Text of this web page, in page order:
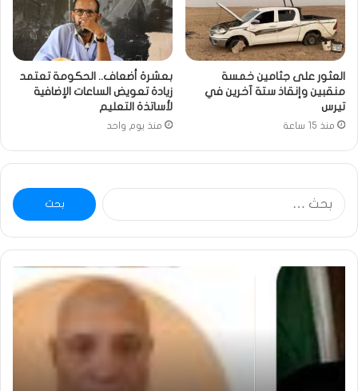
العثور على جثامين خمسة
منقبين وإنقاذ ستة آخرين في
تيرس
منذ 15 ساعة
بعشرة أضعاف.. الحكومة تعتمد
زيادة تعويض الساعات الإضافية
لأساتذة التعليم
منذ يوم واحد
البحث
عن:
خاطرة